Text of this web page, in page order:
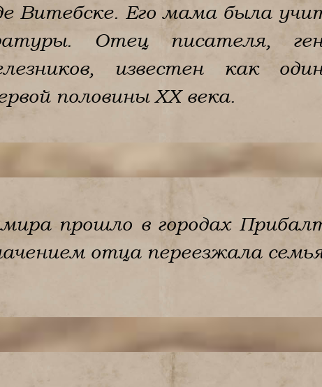
Витебске. Его мама была
Отец писателя,
известен как
половины ХХ века.
прошло в городах
отца переезжала